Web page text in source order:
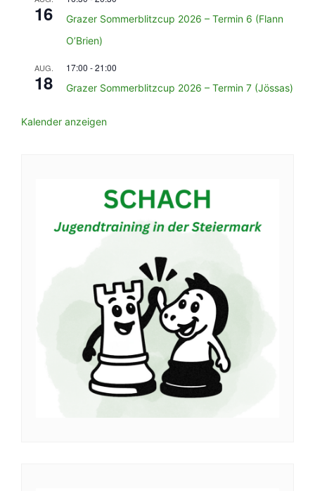
16
Grazer Sommerblitzcup 2026 – Termin 6 (Flann
O’Brien)
AUG.
18
17:00 -21:00
Grazer Sommerblitzcup 2026 – Termin 7 (Jössas)
Kalender anzeigen